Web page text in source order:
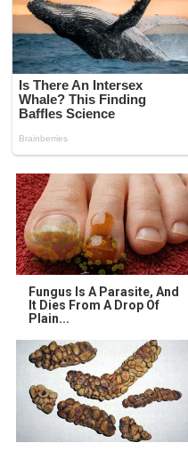
Fungus Is A Parasite, And
It Dies From A Drop Of
Plain...